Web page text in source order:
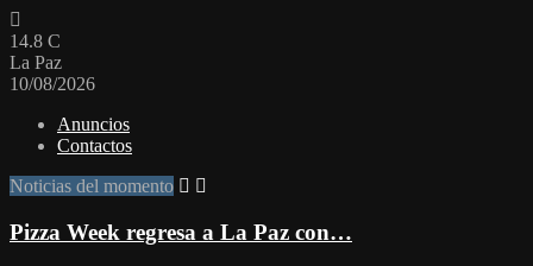
14.8 C
La Paz
10/08/2026
Anuncios
Contactos
Noticias del momento
Pizza Week regresa a La Paz con…